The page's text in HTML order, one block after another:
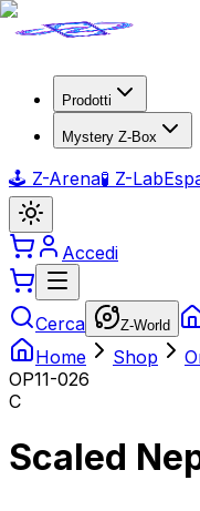
Prodotti
Mystery Z-Box
🕹️ Z-Arena🧪 Z-Lab
Accedi
Cerca Z-World
Home
Shop
OP11-026
C
Scaled